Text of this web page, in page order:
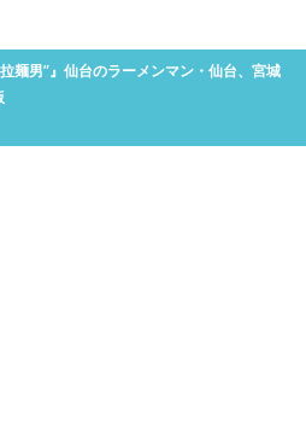
麺男”』仙台のラーメンマン・仙台、宮城